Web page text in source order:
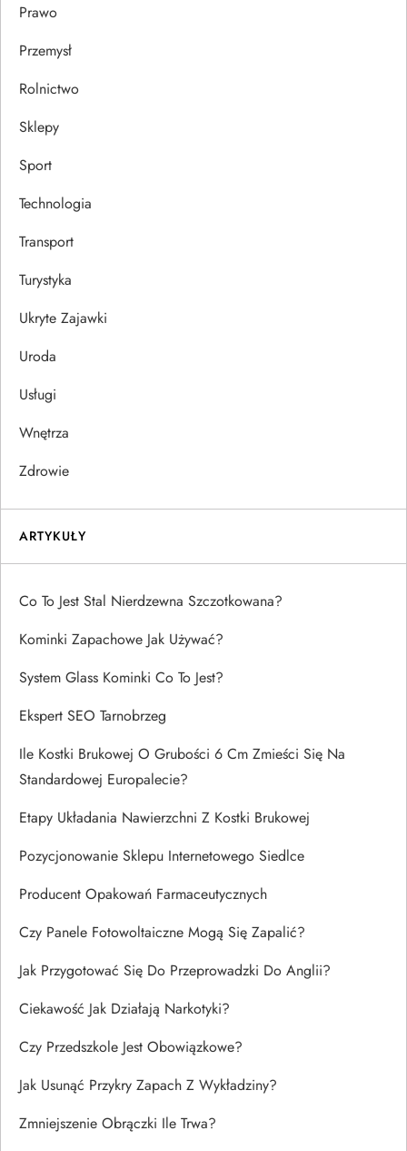
Prawo
Przemysł
Rolnictwo
Sklepy
Sport
Technologia
Transport
Turystyka
Ukryte Zajawki
Uroda
Usługi
Wnętrza
Zdrowie
ARTYKUŁY
Co To Jest Stal Nierdzewna Szczotkowana?
Kominki Zapachowe Jak Używać?
System Glass Kominki Co To Jest?
Ekspert SEO Tarnobrzeg
Ile Kostki Brukowej O Grubości 6 Cm Zmieści Się Na
Standardowej Europalecie?
Etapy Układania Nawierzchni Z Kostki Brukowej
Pozycjonowanie Sklepu Internetowego Siedlce
Producent Opakowań Farmaceutycznych
Czy Panele Fotowoltaiczne Mogą Się Zapalić?
Jak Przygotować Się Do Przeprowadzki Do Anglii?
Ciekawość Jak Działają Narkotyki?
Czy Przedszkole Jest Obowiązkowe?
Jak Usunąć Przykry Zapach Z Wykładziny?
Zmniejszenie Obrączki Ile Trwa?